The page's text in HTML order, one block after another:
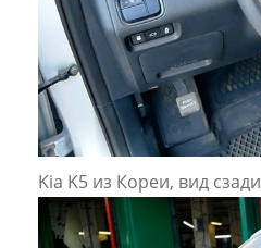
Kia K5 из Кореи, вид сзади